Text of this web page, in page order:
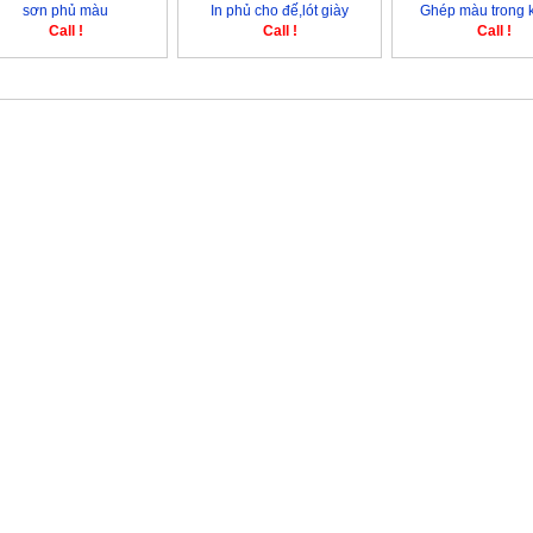
sơn phủ màu
Call !
In phủ cho đế,lót giày
Call !
Ghép màu trong
Call !